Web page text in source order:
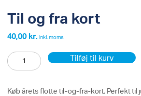
Til og fra kort
40,00 kr. inkl. moms
Til
og
fra
antal
Tilføj til kurv
Køb årets flotte til-og-fra-kort. Perfekt til